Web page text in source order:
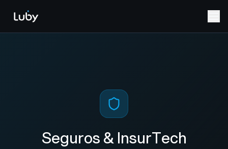
Seguros& InsurTech